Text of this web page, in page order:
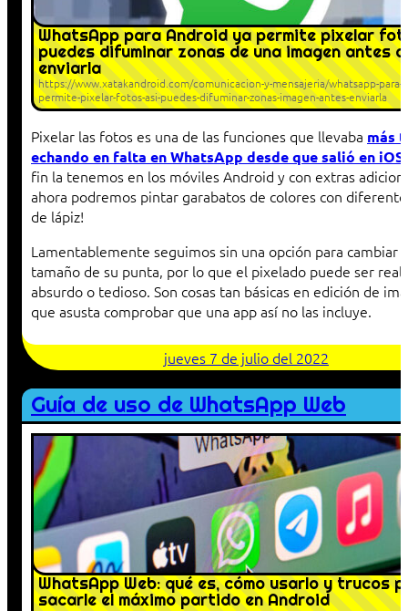
WhatsApp para Android ya permite pixelar
puedes difuminar zonas de una imagen antes
enviarla
https://www.xatakandroid.com/comunicacion-y-mensajeria/whatsapp-para-
permite-pixelar-fotos-asi-puedes-difuminar-zonas-imagen-antes-enviarla
Pixelar las fotos es una de las funciones que llevaba más
echando en falta en WhatsApp desde que salió en iOS
fin la tenemos en los móviles Android y con extras
ahora podremos pintar garabatos de colores con
de lápiz!
Lamentablemente seguimos sin una opción para cambiar
tamaño de su punta, por lo que el pixelado puede ser
absurdo o tedioso. Son cosas tan básicas en edición de
que asusta comprobar que una app así no las incluye.
jueves 7 de julio del 2022
Guía de uso de WhatsApp Web
WhatsApp Web: qué es, cómo usarlo y trucos
sacarle el máximo partido en Android